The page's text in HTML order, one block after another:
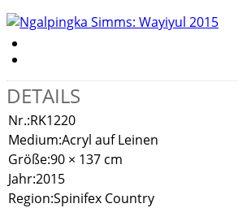
DETAILS
Nr.:RK1220
Medium:Acryl auf Leinen
Größe:90 × 137 cm
Jahr:2015
Region:Spinifex Country